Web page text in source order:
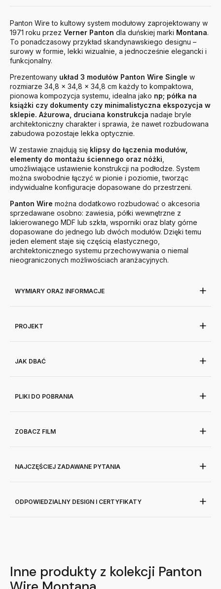
Panton Wire to kultowy system modułowy zaprojektowany w
1971 roku przez Verner Panton dla duńskiej marki Montana.
To ponadczasowy przykład skandynawskiego designu –
surowy w formie, lekki wizualnie, a jednocześnie elegancki i
funkcjonalny.
Prezentowany układ 3 modułów Panton Wire Single w
rozmiarze 34,8 × 34,8 × 34,8 cm każdy to kompaktowa,
pionowa kompozycja systemu, idealna jako np; półka na
książki czy dokumenty czy minimalistyczna ekspozycja w
sklepie. Ażurowa, druciana konstrukcja nadaje bryle
architektoniczny charakter i sprawia, że nawet rozbudowana
zabudowa pozostaje lekka optycznie.
W zestawie znajdują się klipsy do łączenia modułów,
elementy do montażu ściennego oraz nóżki
umożliwiające ustawienie konstrukcji na podłodze. System
można swobodnie łączyć w pionie i poziomie, tworząc
indywidualne konfiguracje dopasowane do przestrzeni.
Panton Wire można dodatkowo rozbudować o akcesoria
sprzedawane osobno: zawiesia, półki wewnętrzne z
lakierowanego MDF lub szkła, wsporniki oraz blaty górne
dopasowane do jednego lub dwóch modułów. Dzięki temu
jeden element staje się częścią elastycznego,
architektonicznego systemu przechowywania o niemal
nieograniczonych możliwościach aranżacyjnych.
WYMIARY ORAZ INFORMACJE
PROJEKT
JAK DBAĆ
PLIKI DO POBRANIA
ZOBACZ FILM
NAJCZĘŚCIEJ ZADAWANE PYTANIA
ODPOWIEDZIALNY DESIGN I CERTYFIKATY
Inne produkty z kolekcji Panton